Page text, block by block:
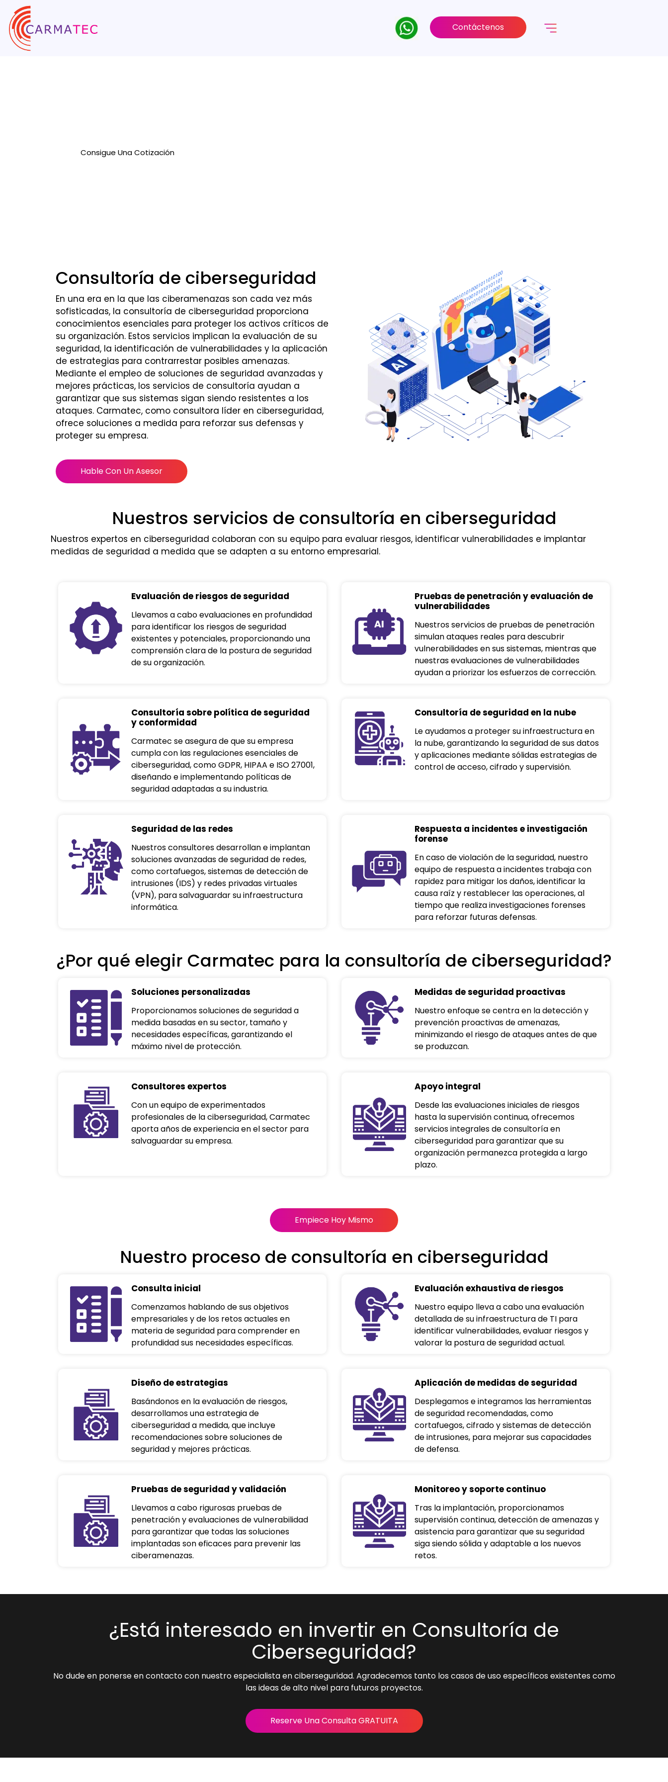
Contáctenos
Consigue Una Cotización
Consultoría de ciberseguridad
En una era en la que las ciberamenazas son cada vez más
sofisticadas, la consultoría de ciberseguridad proporciona
conocimientos esenciales para proteger los activos críticos de
su organización. Estos servicios implican la evaluación de su
seguridad, la identificación de vulnerabilidades y la aplicación
de estrategias para contrarrestar posibles amenazas.
Mediante el empleo de soluciones de seguridad avanzadas y
mejores prácticas, los servicios de consultoría ayudan a
garantizar que sus sistemas sigan siendo resistentes a los
ataques. Carmatec, como consultora líder en ciberseguridad,
ofrece soluciones a medida para reforzar sus defensas y
proteger su empresa.
Hable Con Un Asesor
Nuestros servicios de consultoría en ciberseguridad
Nuestros expertos en ciberseguridad colaboran con su equipo para evaluar riesgos, identificar vulnerabilidades e implantar
medidas de seguridad a medida que se adapten a su entorno empresarial.
Evaluación de riesgos de seguridad
Llevamos a cabo evaluaciones en profundidad
para identificar los riesgos de seguridad
existentes y potenciales, proporcionando una
comprensión clara de la postura de seguridad
de su organización.
Pruebas de penetración y evaluación de
vulnerabilidades
Nuestros servicios de pruebas de penetración
simulan ataques reales para descubrir
vulnerabilidades en sus sistemas, mientras que
nuestras evaluaciones de vulnerabilidades
ayudan a priorizar los esfuerzos de corrección.
Consultoría sobre política de seguridad
y conformidad
Carmatec se asegura de que su empresa
cumpla con las regulaciones esenciales de
ciberseguridad, como GDPR, HIPAA e ISO 27001,
diseñando e implementando políticas de
seguridad adaptadas a su industria.
Consultoría de seguridad en la nube
Le ayudamos a proteger su infraestructura en
la nube, garantizando la seguridad de sus datos
y aplicaciones mediante sólidas estrategias de
control de acceso, cifrado y supervisión.
Seguridad de las redes
Nuestros consultores desarrollan e implantan
soluciones avanzadas de seguridad de redes,
como cortafuegos, sistemas de detección de
intrusiones (IDS) y redes privadas virtuales
(VPN), para salvaguardar su infraestructura
informática.
Respuesta a incidentes e investigación
forense
En caso de violación de la seguridad, nuestro
equipo de respuesta a incidentes trabaja con
rapidez para mitigar los daños, identificar la
causa raíz y restablecer las operaciones, al
tiempo que realiza investigaciones forenses
para reforzar futuras defensas.
¿Por qué elegir Carmatec para la consultoría de ciberseguridad?
Soluciones personalizadas
Proporcionamos soluciones de seguridad a
medida basadas en su sector, tamaño y
necesidades específicas, garantizando el
máximo nivel de protección.
Medidas de seguridad proactivas
Nuestro enfoque se centra en la detección y
prevención proactivas de amenazas,
minimizando el riesgo de ataques antes de que
se produzcan.
Consultores expertos
Con un equipo de experimentados
profesionales de la ciberseguridad, Carmatec
aporta años de experiencia en el sector para
salvaguardar su empresa.
Apoyo integral
Desde las evaluaciones iniciales de riesgos
hasta la supervisión continua, ofrecemos
servicios integrales de consultoría en
ciberseguridad para garantizar que su
organización permanezca protegida a largo
plazo.
Empiece Hoy Mismo
Nuestro proceso de consultoría en ciberseguridad
Consulta inicial
Comenzamos hablando de sus objetivos
empresariales y de los retos actuales en
materia de seguridad para comprender en
profundidad sus necesidades específicas.
Evaluación exhaustiva de riesgos
Nuestro equipo lleva a cabo una evaluación
detallada de su infraestructura de TI para
identificar vulnerabilidades, evaluar riesgos y
valorar la postura de seguridad actual.
Diseño de estrategias
Basándonos en la evaluación de riesgos,
desarrollamos una estrategia de
ciberseguridad a medida, que incluye
recomendaciones sobre soluciones de
seguridad y mejores prácticas.
Aplicación de medidas de seguridad
Desplegamos e integramos las herramientas
de seguridad recomendadas, como
cortafuegos, cifrado y sistemas de detección
de intrusiones, para mejorar sus capacidades
de defensa.
Pruebas de seguridad y validación
Llevamos a cabo rigurosas pruebas de
penetración y evaluaciones de vulnerabilidad
para garantizar que todas las soluciones
implantadas son eficaces para prevenir las
ciberamenazas.
Monitoreo y soporte continuo
Tras la implantación, proporcionamos
supervisión continua, detección de amenazas y
asistencia para garantizar que su seguridad
siga siendo sólida y adaptable a los nuevos
retos.
¿Está interesado en invertir en Consultoría de
Ciberseguridad?
No dude en ponerse en contacto con nuestro especialista en ciberseguridad. Agradecemos tanto los casos de uso específicos existentes como
las ideas de alto nivel para futuros proyectos.
Reserve Una Consulta GRATUITA